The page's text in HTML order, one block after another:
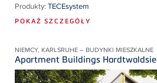
Produkty: TECEsystem
POKAŻ SZCZEGÓŁY
NIEMCY, KARLSRUHE – BUDYNKI MIESZKALNE
Apartment Buildings